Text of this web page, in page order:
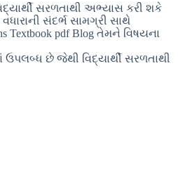
સરળતાથી અભ્યાસ કરી શકે
સંદર્ભ સામગ્રી સાથે
pdf Blog તેમને વિષયના
છે જેથી વિદ્યાર્થી સરળતાથી